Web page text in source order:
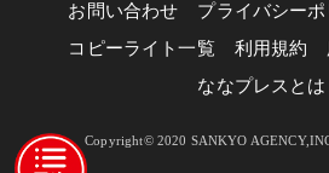
お問い合わせ プライバシー
コピーライト一覧
利用規約
ななプレスとは
Copyright© 2020 SANKYO